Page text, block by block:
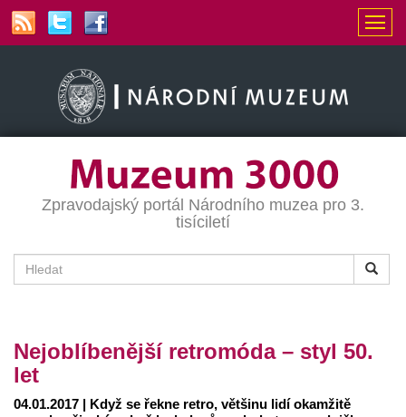
Zpravodajský portál Národního muzea pro 3.
tisíciletí
Nejoblíbenější retromóda – styl 50.
let
04.01.2017 | Když se řekne retro, většinu lidí okamžitě